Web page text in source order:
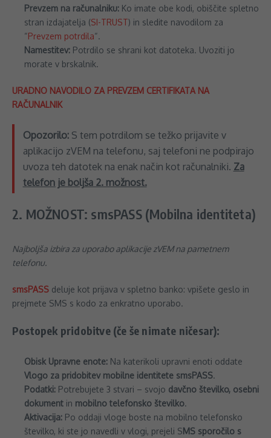
Prevzem na računalniku: Ko imate obe kodi, obiščite spletno
stran izdajatelja (SI-TRUST) in sledite navodilom za
“Prevzem potrdila“.
Namestitev: Potrdilo se shrani kot datoteka. Uvoziti jo
morate v brskalnik.
URADNO NAVODILO ZA PREVZEM CERTIFIKATA NA
RAČUNALNIK
Opozorilo:S tem potrdilom se težko prijavite v
aplikacijo zVEM na telefonu, saj telefoni ne podpirajo
uvoza teh datotek na enak način kot računalniki. Za
telefon je boljša 2. možnost.
2. MOŽNOST: smsPASS (Mobilna identiteta)
Najboljša izbira za uporabo aplikacije zVEM na pametnem
telefonu.
smsPASS deluje kot prijava v spletno banko: vpišete geslo in
prejmete SMS s kodo za enkratno uporabo.
Postopek pridobitve (če še nimate ničesar):
Obisk Upravne enote: Na katerikoli upravni enoti oddate
Vlogo za pridobitev mobilne identitete smsPASS.
Podatki: Potrebujete 3 stvari – svojo davčno številko, osebni
dokument in mobilno telefonsko številko.
Aktivacija: Po oddaji vloge boste na mobilno telefonsko
številko, ki ste jo navedli v vlogi, prejeli SMS sporočilo s